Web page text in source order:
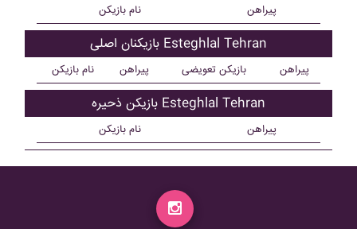
نام بازیکن پیراهن
بازیکنان اصلی Esteghlal Tehran
نام بازیکن پیراهن بازیکن تعویضی پیراهن
بازیکن ذحیره Esteghlal Tehran
نام بازیکن پیراهن